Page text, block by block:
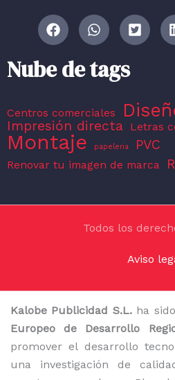
Nube de tags
Centros comerciales
Impresión directa Letras
Montaje papeleria PVC
Renovar tu imagen de marca
Todos los
Aviso
Kalobe Publicidad S.L.ha
Europeo de Desarrollo
promover el desarrollo
una investigación de